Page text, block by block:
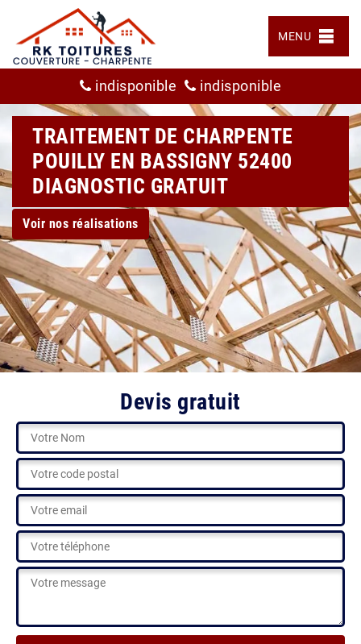
MENU
indisponible indisponible
TRAITEMENT DE CHARPENTE
POUILLY EN BASSIGNY 52400
DIAGNOSTIC GRATUIT
Voir nos réalisations
Devis gratuit